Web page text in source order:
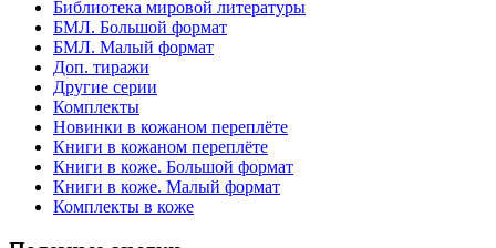
Библиотека мировой литературы
БМЛ. Большой формат
БМЛ. Малый формат
Доп. тиражи
Другие серии
Комплекты
Новинки в кожаном переплёте
Книги в кожаном переплёте
Книги в коже. Большой формат
Книги в коже. Малый формат
Комплекты в коже